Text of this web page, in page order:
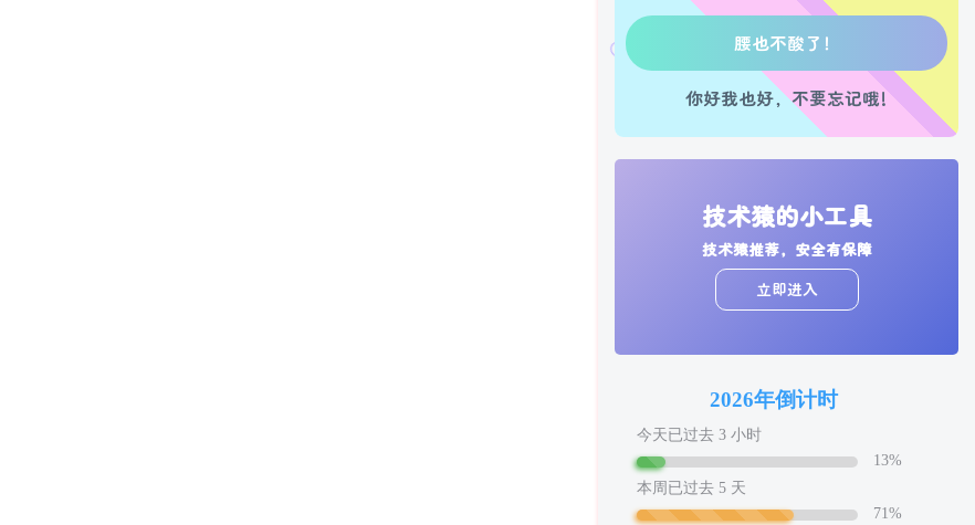
走路也有劲了！
腿也不痛了！
工作也轻松了！
你好我也好，不要忘记哦!
技术猿的小工具
技术猿推荐，安全有保障
立即进入